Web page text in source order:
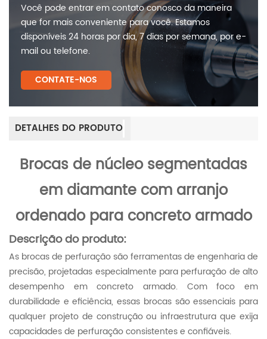
Você pode entrar em contato conosco da maneira
que for mais conveniente para você. Estamos
disponíveis 24 horas por dia, 7 dias por semana, por e-
mail ou telefone.
CONTATE-NOS
DETALHES DO PRODUTO
Brocas de núcleo segmentadas
em diamante com arranjo
ordenado para concreto armado
Descrição do produto:
As brocas de perfuração são ferramentas de engenharia de
precisão, projetadas especialmente para perfuração de alto
desempenho em concreto armado. Com foco em
durabilidade e eficiência, essas brocas são essenciais para
qualquer projeto de construção ou infraestrutura que exija
capacidades de perfuração consistentes e confiáveis.